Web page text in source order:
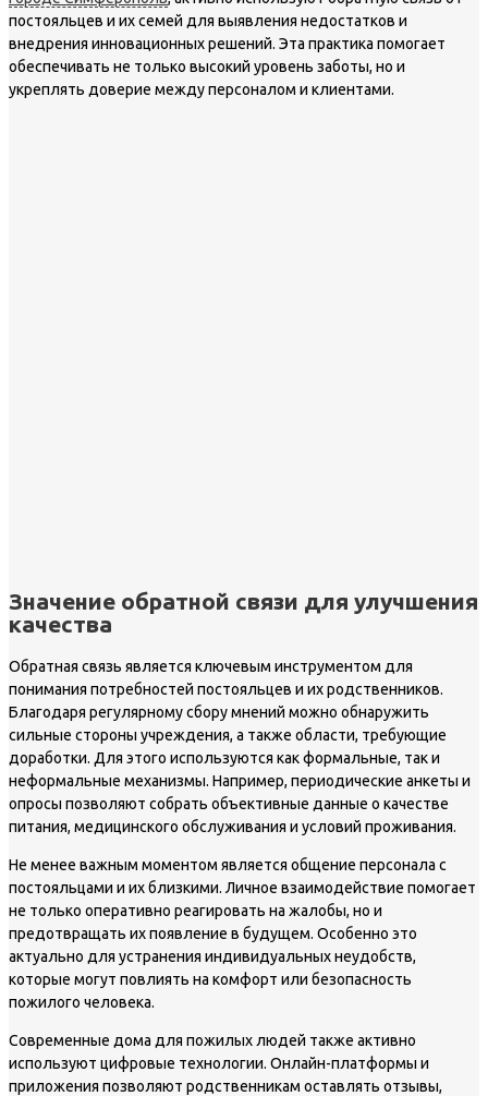
постояльцев и их семей для выявления недостатков и
внедрения инновационных решений. Эта практика помогает
обеспечивать не только высокий уровень заботы, но и
укреплять доверие между персоналом и клиентами.
Значение обратной связи для улучшения
качества
Обратная связь является ключевым инструментом для
понимания потребностей постояльцев и их родственников.
Благодаря регулярному сбору мнений можно обнаружить
сильные стороны учреждения, а также области, требующие
доработки. Для этого используются как формальные, так и
неформальные механизмы. Например, периодические анкеты и
опросы позволяют собрать объективные данные о качестве
питания, медицинского обслуживания и условий проживания.
Не менее важным моментом является общение персонала с
постояльцами и их близкими. Личное взаимодействие помогает
не только оперативно реагировать на жалобы, но и
предотвращать их появление в будущем. Особенно это
актуально для устранения индивидуальных неудобств,
которые могут повлиять на комфорт или безопасность
пожилого человека.
Современные дома для пожилых людей также активно
используют цифровые технологии. Онлайн-платформы и
приложения позволяют родственникам оставлять отзывы,